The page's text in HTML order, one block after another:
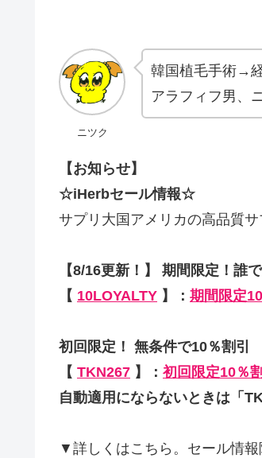
ニツク
韓国植毛手術→
アラフィフ男、
【お知らせ】
☆iHerbセール情報☆
サプリ大国アメリカの高品質
【8/16更新！】 期間限定！誰
【 10LOYALTY 】： 期間限定
初回限定！ 無条件で10％割引
【 TKN267 】： 初回限定10％
自動適用にならないときは「
▼詳しくはこちら。セール情報